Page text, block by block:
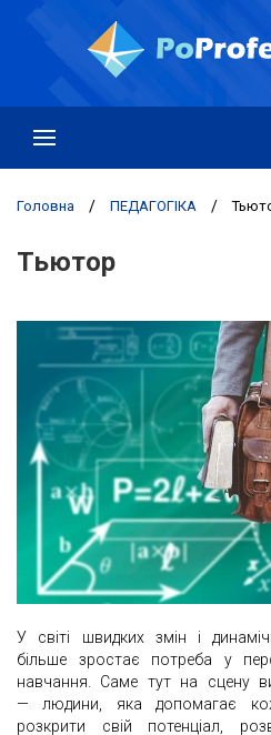
Головна / ПЕДАГОГІКА /
Тьютор
У світі швидких змін і
більше зростає потреба у
навчання. Саме тут на сцену
— людини, яка допомагає
розкрити свій потенціал,